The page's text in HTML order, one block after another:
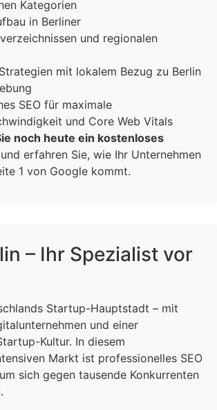
Kategorien
in Berliner
und regionalen
mit lokalem Bezug zu Berlin
SEO für maximale
und Core Web Vitals
noch heute ein kostenloses
und erfahren Sie, wie Ihr Unternehmen
1 von Google kommt.
– Ihr Spezialist vor
Startup-Hauptstadt – mit
und einer
Kultur. In diesem
Markt ist professionelles SEO
sich gegen tausende Konkurrenten